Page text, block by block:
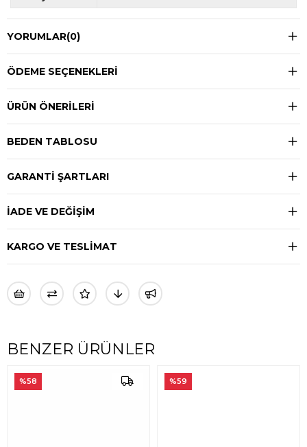
YORUMLAR(0)
ÖDEME SEÇENEKLERI
ÜRÜN ÖNERILERI
BEDEN TABLOSU
GARANTİ ŞARTLARI
İADE VE DEĞİŞİM
KARGO VE TESLİMAT
BENZER ÜRÜNLER
%58 %59